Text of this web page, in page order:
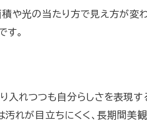
や光の当たり方で見え方が変
す。
入れつつも自分らしさを表現
れが目立ちにくく、長期間美